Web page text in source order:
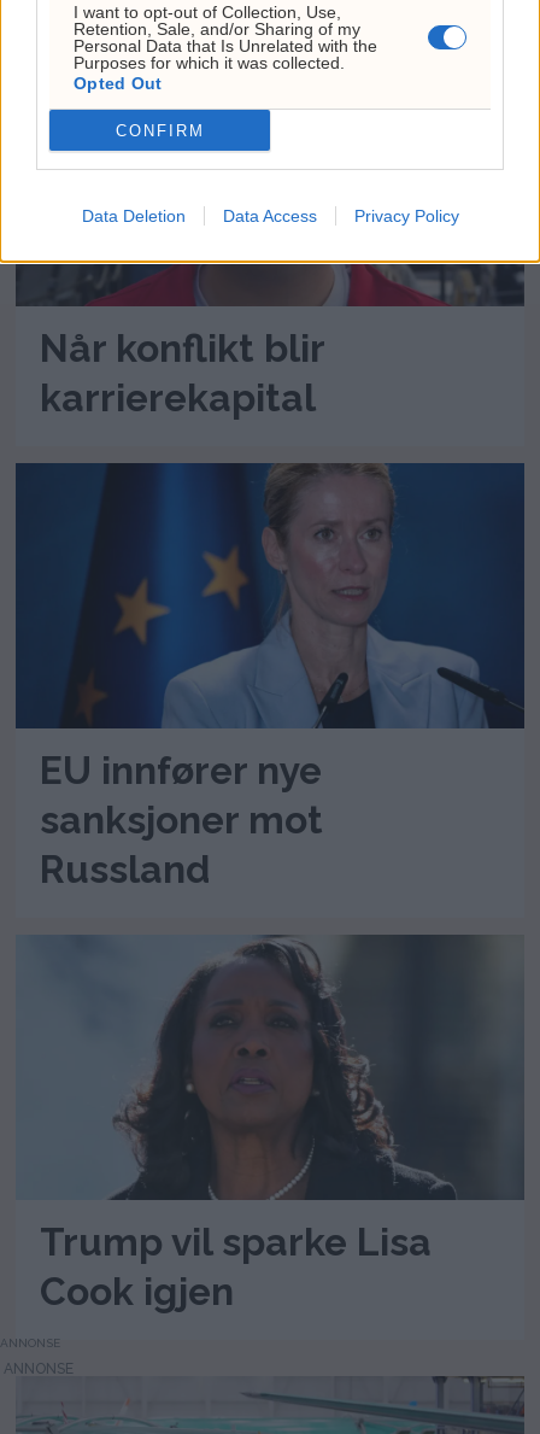
I want to opt-out of Collection, Use,
Retention, Sale, and/or Sharing of my
Personal Data that Is Unrelated with the
Purposes for which it was collected.
Opted Out
CONFIRM
Data Deletion Data Access Privacy Policy
Når konflikt blir
karrierekapital
EU innfører nye
sanksjoner mot
Russland
Trump vil sparke Lisa
Cook igjen
ANNONSE